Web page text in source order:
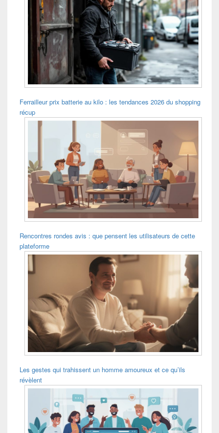
Ferrailleur prix batterie au kilo : les tendances 2026 du shopping
récup
Rencontres rondes avis : que pensent les utilisateurs de cette
plateforme
Les gestes qui trahissent un homme amoureux et ce qu’ils
révèlent